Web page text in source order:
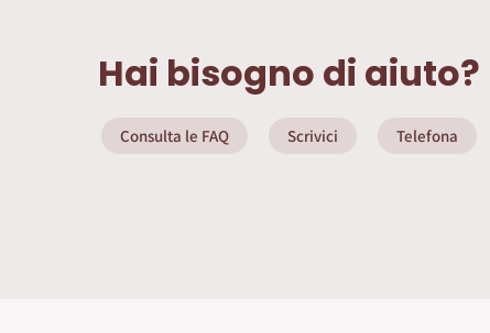
Hai bisogno di aiuto?
Consulta le FAQ Scrivici Telefona